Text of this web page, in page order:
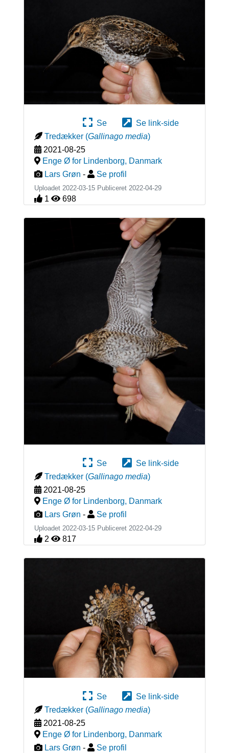
Se
Se link-side
Tredækker (Gallinago media)
2021-08-25
Enge Ø for Lindenborg, Danmark
Lars Grøn - Se profil
Uploadet 2022-03-15 Publiceret 2022-04-29
1 698
Se
Se link-side
Tredækker (Gallinago media)
2021-08-25
Enge Ø for Lindenborg, Danmark
Lars Grøn - Se profil
Uploadet 2022-03-15 Publiceret 2022-04-29
2 817
Se
Se link-side
Tredækker (Gallinago media)
2021-08-25
Enge Ø for Lindenborg, Danmark
Lars Grøn - Se profil